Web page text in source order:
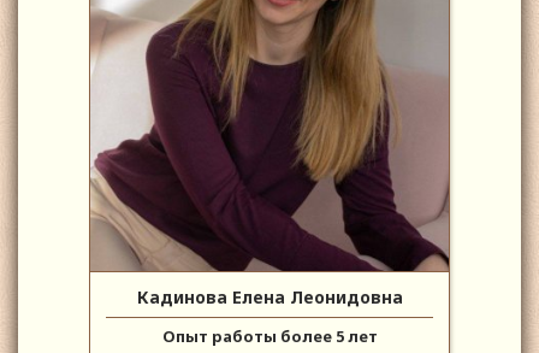
Кадинова Елена Леонидовна
Опыт работы более 5 лет